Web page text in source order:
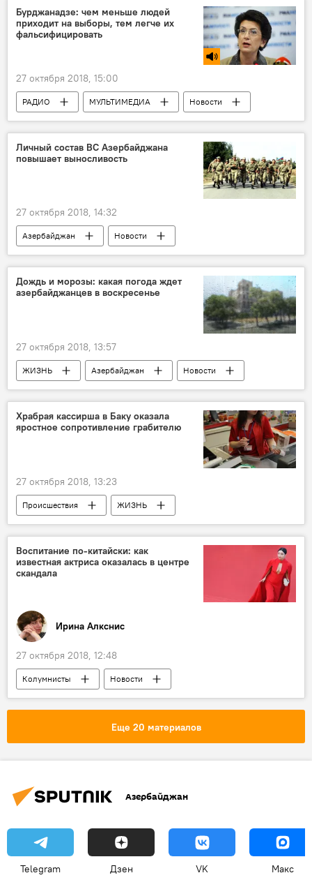
Бурджанадзе: чем меньше людей
приходит на выборы, тем легче их
фальсифицировать
27 октября 2018, 15:00
РАДИО МУЛЬТИМЕДИА
Новости
Политика
Новости мира
Личный состав ВС Азербайджана
повышает выносливость
27 октября 2018, 14:32
Азербайджан Новости
Дождь и морозы: какая погода ждет
азербайджанцев в воскресенье
27 октября 2018, 13:57
ЖИЗНЬ Азербайджан
Новости
Прогноз погоды
Храбрая кассирша в Баку оказала
яростное сопротивление грабителю
27 октября 2018, 13:23
Происшествия
ЖИЗНЬ
Азербайджан
Новости
Баку
Воспитание по-китайски: как
известная актриса оказалась в центре
скандала
Ирина Алкснис
27 октября 2018, 12:48
Колумнисты
Новости
Новости мира
Еще 20 материалов
Азербайджан
Telegram Дзен VK Макс